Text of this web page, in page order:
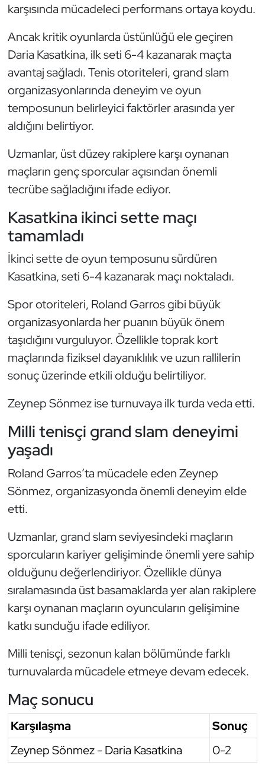
karşısında mücadeleci performans ortaya koydu.
Ancak kritik oyunlarda üstünlüğü ele geçiren
Daria Kasatkina, ilk seti 6-4 kazanarak maçta
avantaj sağladı. Tenis otoriteleri, grand slam
organizasyonlarında deneyim ve oyun
temposunun belirleyici faktörler arasında yer
aldığını belirtiyor.
Uzmanlar, üst düzey rakiplere karşı oynanan
maçların genç sporcular açısından önemli
tecrübe sağladığını ifade ediyor.
Kasatkina ikinci sette maçı
tamamladı
İkinci sette de oyun temposunu sürdüren
Kasatkina, seti 6-4 kazanarak maçı noktaladı.
Spor otoriteleri, Roland Garros gibi büyük
organizasyonlarda her puanın büyük önem
taşıdığını vurguluyor. Özellikle toprak kort
maçlarında fiziksel dayanıklılık ve uzun rallilerin
sonuç üzerinde etkili olduğu belirtiliyor.
Zeynep Sönmez ise turnuvaya ilk turda veda etti.
Milli tenisçi grand slam deneyimi
yaşadı
Roland Garros’ta mücadele eden Zeynep
Sönmez, organizasyonda önemli deneyim elde
etti.
Uzmanlar, grand slam seviyesindeki maçların
sporcuların kariyer gelişiminde önemli yere sahip
olduğunu değerlendiriyor. Özellikle dünya
sıralamasında üst basamaklarda yer alan rakiplere
karşı oynanan maçların oyuncuların gelişimine
katkı sunduğu ifade ediliyor.
Milli tenisçi, sezonun kalan bölümünde farklı
turnuvalarda mücadele etmeye devam edecek.
Maç sonucu
Karşılaşma
Sonuç
Zeynep Sönmez - Daria Kasatkina
0-2
Halter
Hava Sporları
Hentbol
İşitme Engelli Sporcular
Judo ve Kuraş
Kano ve Rafting
Karate
Kayak
Kempo
Kürek
Masa Tenisi
Modern Pentatlon
Motor Sporları
Muay Thai
Okçuluk
Optimist
Oryantiring
Özel Sporcular
Paralimpik
Ragbi
Satranç
Sualtı Sporları
Tekvando